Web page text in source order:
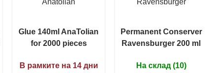
Glue 140ml AnaTolian
for 2000 pieces
В рамките на 14 дни
Permanent Conserver
Ravensburger 200 ml
На склад (10)